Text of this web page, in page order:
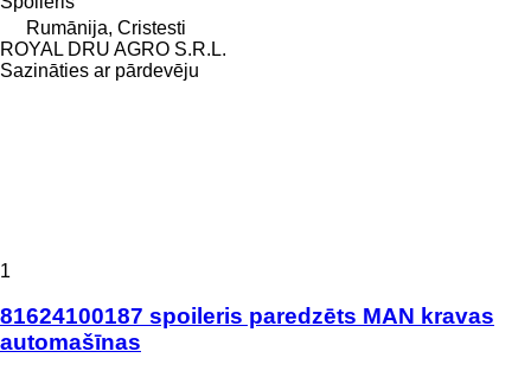
Rumānija, Cristesti
ROYAL DRU AGRO S.R.L.
Sazināties ar pārdevēju
1
81624100187 spoileris paredzēts MAN kravas
automašīnas